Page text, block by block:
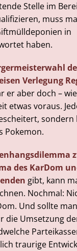
Stelle im
muss
in
haben.
Verlegung
er aber doch –
etwas voraus.
sondern
Pokemon.
des KarDom
gibt, kann
Nochmal:
Und sollte
die Umsetzung
traurige